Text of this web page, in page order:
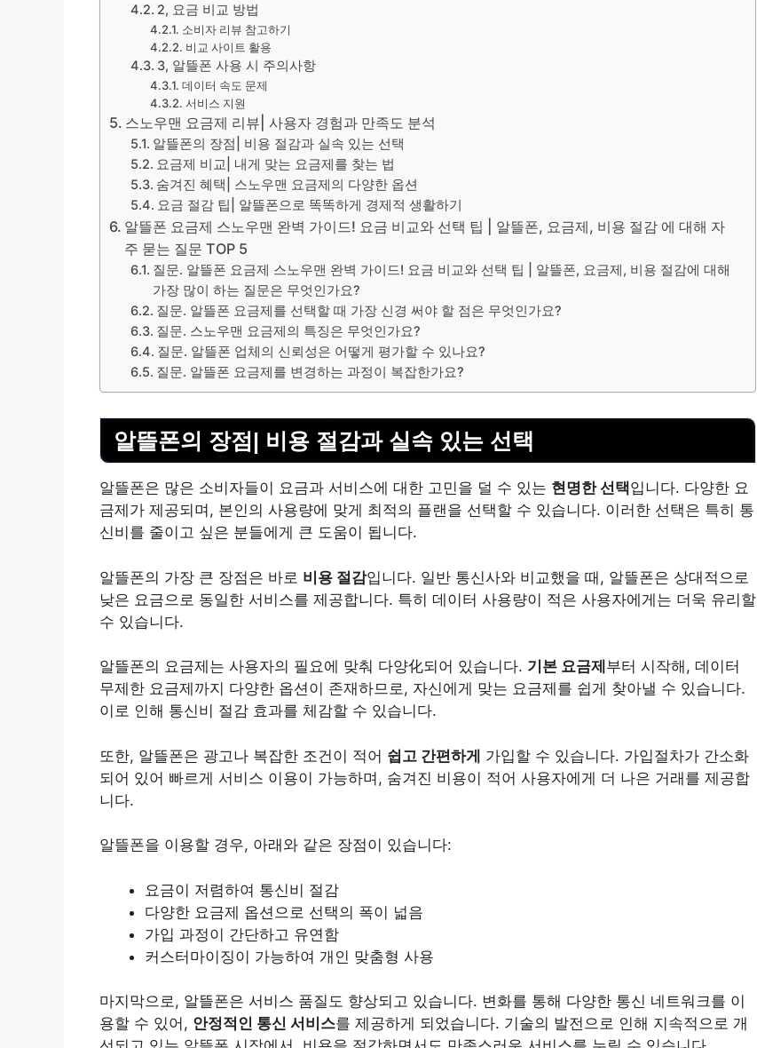
2, 요금 비교 방법
소비자 리뷰 참고하기
비교 사이트 활용
3, 알뜰폰 사용 시 주의사항
데이터 속도 문제
서비스 지원
스노우맨 요금제 리뷰| 사용자 경험과 만족도 분석
알뜰폰의 장점| 비용 절감과 실속 있는 선택
요금제 비교| 내게 맞는 요금제를 찾는 법
숨겨진 혜택| 스노우맨 요금제의 다양한 옵션
요금 절감 팁| 알뜰폰으로 똑똑하게 경제적 생활하기
알뜰폰 요금제 스노우맨 완벽 가이드! 요금 비교와 선택 팁 | 알뜰폰, 요금제, 비용 절감 에 대해 자
주 묻는 질문 TOP 5
질문. 알뜰폰 요금제 스노우맨 완벽 가이드! 요금 비교와 선택 팁 | 알뜰폰, 요금제, 비용 절감에 대해
가장 많이 하는 질문은 무엇인가요?
질문. 알뜰폰 요금제를 선택할 때 가장 신경 써야 할 점은 무엇인가요?
질문. 스노우맨 요금제의 특징은 무엇인가요?
질문. 알뜰폰 업체의 신뢰성은 어떻게 평가할 수 있나요?
질문. 알뜰폰 요금제를 변경하는 과정이 복잡한가요?
알뜰폰의 장점| 비용 절감과 실속 있는 선택
알뜰폰은 많은 소비자들이 요금과 서비스에 대한 고민을 덜 수 있는 현명한 선택입니다. 다양한 요
금제가 제공되며, 본인의 사용량에 맞게 최적의 플랜을 선택할 수 있습니다. 이러한 선택은 특히 통
신비를 줄이고 싶은 분들에게 큰 도움이 됩니다.
알뜰폰의 가장 큰 장점은 바로 비용 절감입니다. 일반 통신사와 비교했을 때, 알뜰폰은 상대적으로
낮은 요금으로 동일한 서비스를 제공합니다. 특히 데이터 사용량이 적은 사용자에게는 더욱 유리할
수 있습니다.
알뜰폰의 요금제는 사용자의 필요에 맞춰 다양化되어 있습니다. 기본 요금제 부터 시작해, 데이터
무제한 요금제까지 다양한 옵션이 존재하므로, 자신에게 맞는 요금제를 쉽게 찾아낼 수 있습니다.
이로 인해 통신비 절감 효과를 체감할 수 있습니다.
또한, 알뜰폰은 광고나 복잡한 조건이 적어 쉽고 간편하게 가입할 수 있습니다. 가입절차가 간소화
되어 있어 빠르게 서비스 이용이 가능하며, 숨겨진 비용이 적어 사용자에게 더 나은 거래를 제공합
니다.
알뜰폰을 이용할 경우, 아래와 같은 장점이 있습니다:
요금이 저렴하여 통신비 절감
다양한 요금제 옵션으로 선택의 폭이 넓음
가입 과정이 간단하고 유연함
커스터마이징이 가능하여 개인 맞춤형 사용
마지막으로, 알뜰폰은 서비스 품질도 향상되고 있습니다. 변화를 통해 다양한 통신 네트워크를 이
용할 수 있어, 안정적인 통신 서비스를 제공하게 되었습니다. 기술의 발전으로 인해 지속적으로 개